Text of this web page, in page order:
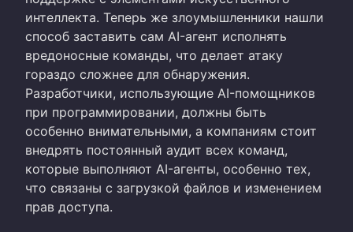
интеллекта. Теперь же злоумышленники нашли
способ заставить сам AI-агент исполнять
вредоносные команды, что делает атаку
гораздо сложнее для обнаружения.
Разработчики, использующие AI-помощников
при программировании, должны быть
особенно внимательными, а компаниям стоит
внедрять постоянный аудит всех команд,
которые выполняют AI-агенты, особенно тех,
что связаны с загрузкой файлов и изменением
прав доступа.